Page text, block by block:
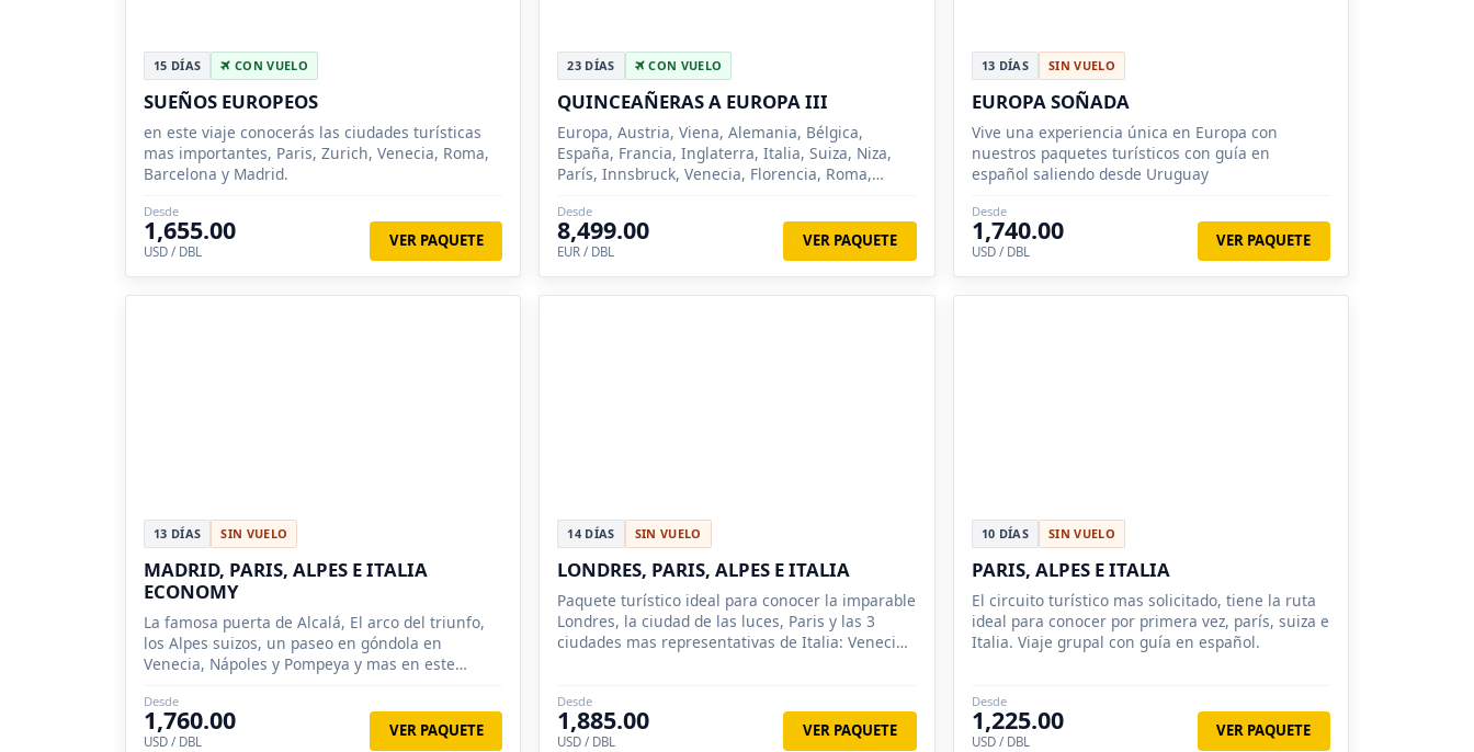
15 DÍAS CON VUELO
SUEÑOS EUROPEOS
en este viaje conocerás las ciudades turísticas
mas importantes, Paris, Zurich, Venecia, Roma,
Barcelona y Madrid.
Desde
1,655.00
USD / DBL
VER PAQUETE
23 DÍAS CON VUELO
QUINCEAÑERAS A EUROPA III
Europa, Austria, Viena, Alemania, Bélgica,
España, Francia, Inglaterra, Italia, Suiza, Niza,
París, Innsbruck, Venecia, Florencia, Roma,
Brujas, Pisa, Lucer...
Desde
8,499.00
EUR / DBL
VER PAQUETE
13 DÍAS SIN VUELO
EUROPA SOÑADA
Vive una experiencia única en Europa con
nuestros paquetes turísticos con guía en
español saliendo desde Uruguay
Desde
1,740.00
USD / DBL
VER PAQUETE
13 DÍAS SIN VUELO
MADRID, PARIS, ALPES E ITALIA
ECONOMY
La famosa puerta de Alcalá, El arco del triunfo,
los Alpes suizos, un paseo en góndola en
Venecia, Nápoles y Pompeya y mas en este
Desde
1,760.00
USD / DBL
VER PAQUETE
14 DÍAS SIN VUELO
LONDRES, PARIS, ALPES E ITALIA
Paquete turístico ideal para conocer la imparable
Londres, la ciudad de las luces, Paris y las 3
ciudades mas representativas de Italia: Venecia,
Desde
1,885.00
USD / DBL
VER PAQUETE
10 DÍAS SIN VUELO
PARIS, ALPES E ITALIA
El circuito turístico mas solicitado, tiene la ruta
ideal para conocer por primera vez, parís, suiza e
Italia. Viaje grupal con guía en español.
Desde
1,225.00
USD / DBL
VER PAQUETE